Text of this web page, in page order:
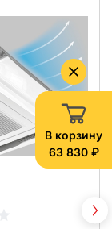
В корзину
63 830 ₽